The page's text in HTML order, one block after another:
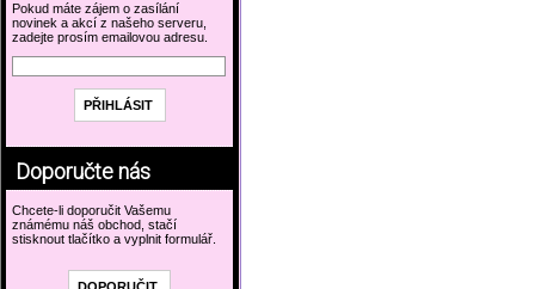
Pokud máte zájem o zasílání
novinek a akcí z našeho serveru,
zadejte prosím emailovou adresu.
Doporučte nás
Chcete-li doporučit Vašemu
známému náš obchod, stačí
stisknout tlačítko a vyplnit formulář.